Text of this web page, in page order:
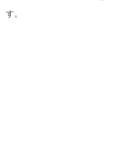
す。